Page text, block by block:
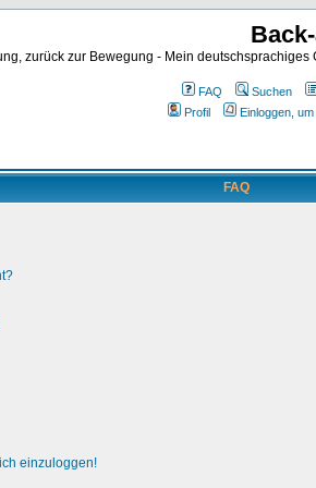
zurück zur Bewegung - Mein
FAQ Suchen
Profil
Einloggen,
FAQ
einzuloggen!